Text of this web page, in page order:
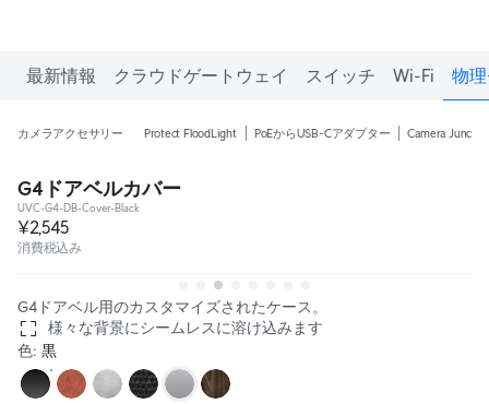
最新情報 クラウドゲートウェイ スイッチ Wi-Fi 物
カメラアクセサリー Protect FloodLight PoEからUSB-Cアダプター Camera
G4ドアベルカバー
UVC-G4-DB-Cover-Black
¥2,545
消費税込み
G4ドアベル用のカスタマイズされたケース。
様々な背景にシームレスに溶け込みます
色: 黒